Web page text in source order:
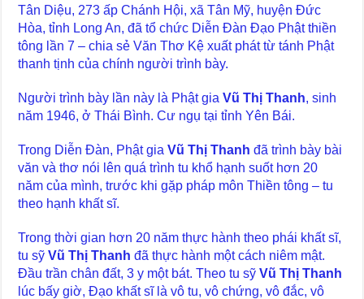
Tân Diệu, 273 ấp Chánh Hội, xã Tân Mỹ, huyện Đức
Hòa, tỉnh Long An, đã tổ chức Diễn Đàn Đạo Phật thiền
tông lần 7 – chia sẻ Văn Thơ Kệ xuất phát từ tánh Phật
thanh tịnh của chính người trình bày.
Người trình bày lần này là Phật giaVũ Thị Thanh, sinh
năm 1946, ở Thái Bình. Cư ngụ tại tỉnh Yên Bái.
Trong Diễn Đàn, Phật giaVũ Thị Thanh đã trình bày bài
văn và thơ nói lên quá trình tu khổ hạnh suốt hơn 20
năm của mình, trước khi gặp pháp môn Thiền tông – tu
theo hạnh khất sĩ.
Trong thời gian hơn 20 năm thực hành theo phái khất sĩ,
tu sỹVũ Thị Thanh đã thực hành một cách niêm mật.
Đầu trần chân đất, 3 y một bát. Theo tu sỹVũ Thị Thanh
lúc bấy giờ, Đạo khất sĩ là vô tu, vô chứng, vô đắc, vô